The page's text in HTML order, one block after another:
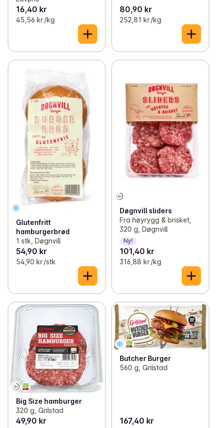
16,40 kr
45,56 kr /kg
80,90 kr
252,81 kr /kg
Glutenfritt
hamburgerbrød
1 stk, Døgnvill
54,90 kr
54,90 kr /stk
Døgnvill sliders
Fra høyrygg & brisket,
320 g, Døgnvill
Ny!
101,40 kr
316,88 kr /kg
Big Size hamburger
320 g, Grilstad
49,90 kr
Butcher Burger
560 g, Grilstad
167,40 kr